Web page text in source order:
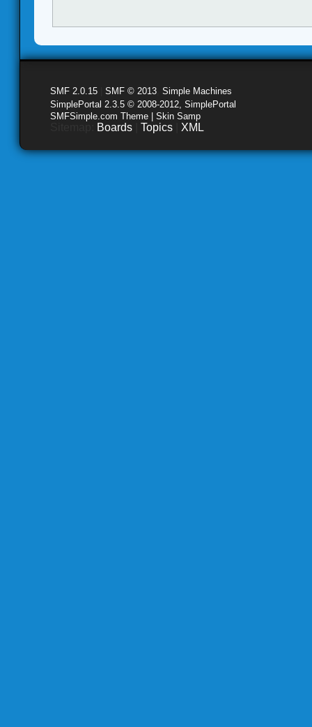
SMF 2.0.15 SMF © 2013 Simple Machines
SimplePortal 2.3.5 © 2008-2012, SimplePortal
SMFSimple.com Theme | Skin Samp
Boards Topics XML